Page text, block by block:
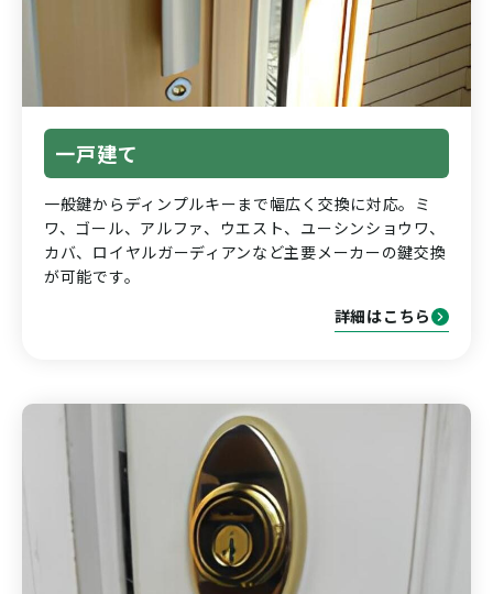
一戸建て
一般鍵からディンプルキーまで幅広く交換に対応。ミ
ワ、ゴール、アルファ、ウエスト、ユーシンショウワ、
カバ、ロイヤルガーディアンなど主要メーカーの鍵交換
が可能です。
詳細はこちら